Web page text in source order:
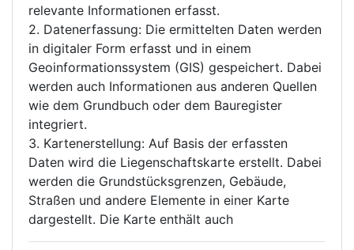
relevante Informationen erfasst.
2. Datenerfassung: Die ermittelten Daten werden
in digitaler Form erfasst und in einem
Geoinformationssystem (GIS) gespeichert. Dabei
werden auch Informationen aus anderen Quellen
wie dem Grundbuch oder dem Bauregister
integriert.
3. Kartenerstellung: Auf Basis der erfassten
Daten wird die Liegenschaftskarte erstellt. Dabei
werden die Grundstücksgrenzen, Gebäude,
Straßen und andere Elemente in einer Karte
dargestellt. Die Karte enthält auch